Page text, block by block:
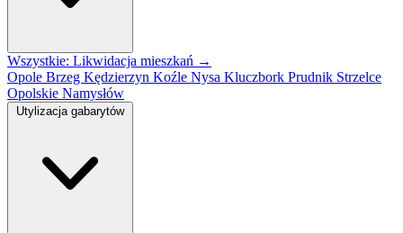
Wszystkie: Likwidacja mieszkań →
Opole Brzeg Kędzierzyn Koźle Nysa Kluczbork Prudnik Strzelce
Opolskie Namysłów
Utylizacja gabarytów